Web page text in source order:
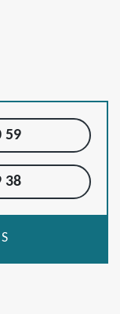
59
38